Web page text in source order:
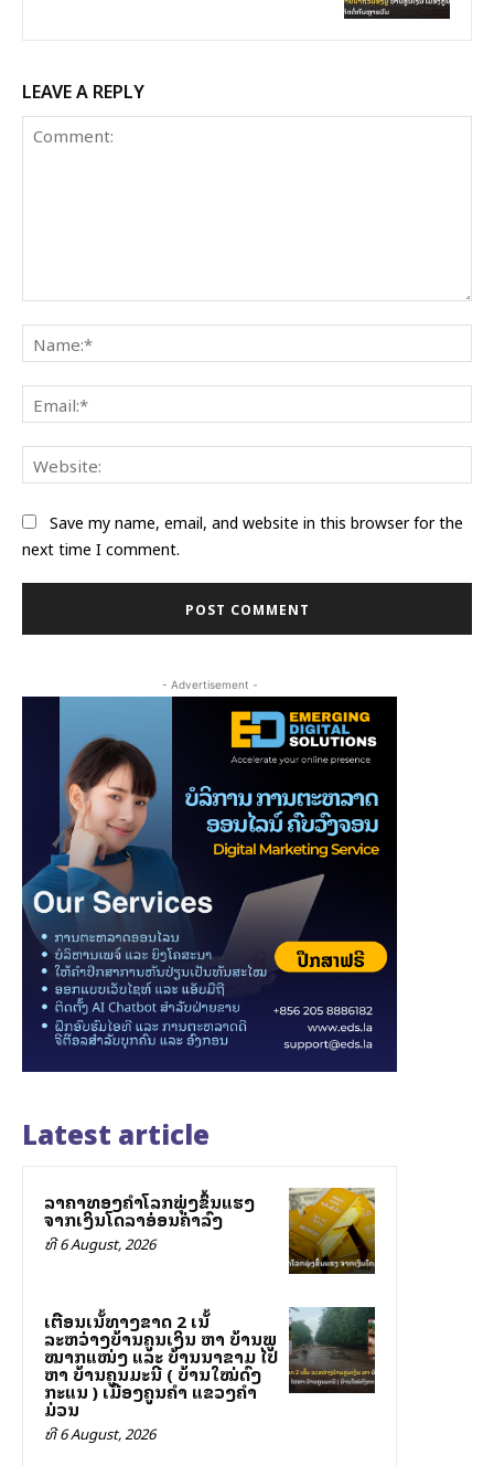
LEAVE A REPLY
Save my name, email, and website in this browser for the
next time I comment.
- Advertisement -
Latest article
ລາຄາທອງຄຳໂລກພຸ່ງຂຶ້ນແຮງ
ຈາກເງິນໂດລາອ່ອນຄ່າລົງ
ທີ 6 August, 2026
ເຕືອນເສັ້ນທາງຂາດ 2 ເສັ້ນ
ລະຫວ່າງບ້ານຄູນເງິນ ຫາ ບ້ານພູ
ໝາກແໜ່ງ ແລະ ບ້ານນາຂາມ ໄປ
ຫາ ບ້ານຄູນມະນີ ( ບ້ານໃໝ່ດົງ
ກະແສນ ) ເມືອງຄູນຄຳ ແຂວງຄຳ
ມ່ວນ
ທີ 6 August, 2026